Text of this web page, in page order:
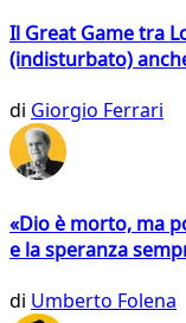
Il Great Game tra
(indisturbato)
di Giorgio Ferrari
«Dio è morto, ma
e la speranza
di Umberto Folena